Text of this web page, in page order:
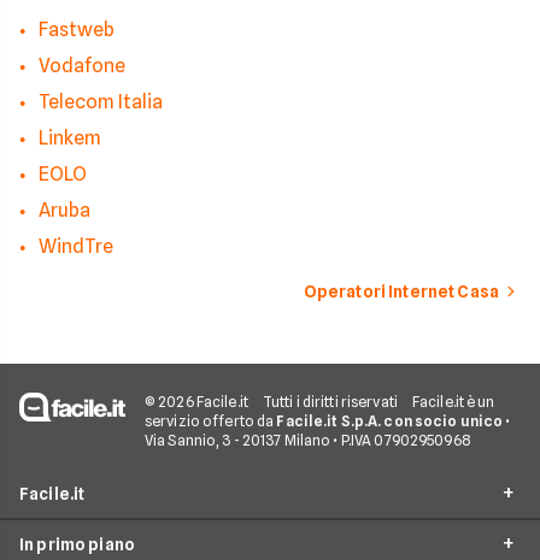
Fastweb
Vodafone
Telecom Italia
Linkem
EOLO
Aruba
WindTre
Operatori Internet Casa
© 2026 Facile.it Tutti i diritti riservati
Facile.it è un
servizio offerto da Facile.it S.p.A. con socio unico •
Via Sannio, 3 - 20137 Milano • P.IVA 07902950968
Facile.it
In primo piano